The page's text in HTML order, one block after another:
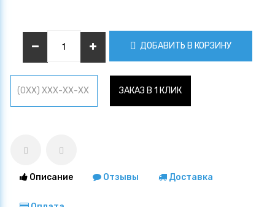
ДОБАВИТЬ В КОРЗИНУ
ЗАКАЗ В 1 КЛИК
Описание Отзывы Доставка